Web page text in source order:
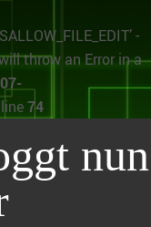
-
throw an Error in a
74
nun